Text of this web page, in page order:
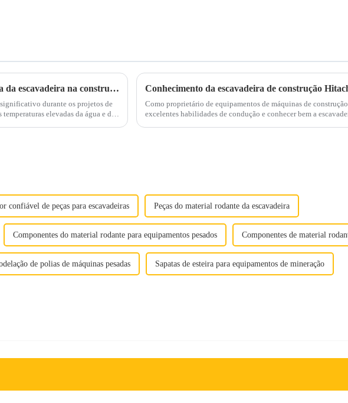
Gerenciando os desafios de alta temperatura da escavadeira na construção de verão
durante os projetos de
Conhecimento da escavadeira de construção
Como proprietário de equipamentos de máquinas de
excelentes habilidades de condução e conhecer bem a
confiável de peças para escavadeiras Peças do material rodante da escavadeira
Componentes do material rodante para equipamentos pesados Componentes de material
de polias de máquinas pesadas Sapatas de esteira para equipamentos de mineração